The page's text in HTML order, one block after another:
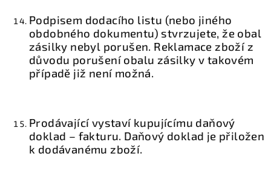
Podpisem dodacího listu (nebo jiného
obdobného dokumentu) stvrzujete, že obal
zásilky nebyl porušen. Reklamace zboží z
důvodu porušení obalu zásilky v takovém
případě již není možná.
Prodávající vystaví kupujícímu daňový
doklad – fakturu. Daňový doklad je přiložen
k dodávanému zboží.